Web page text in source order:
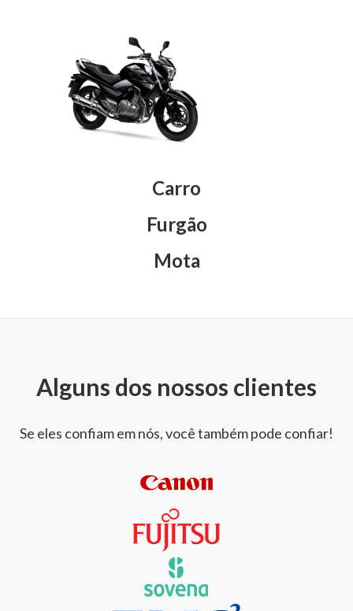
Carro
Furgão
Mota
Alguns dos nossos clientes
Se eles confiam em nós, você também pode confiar!